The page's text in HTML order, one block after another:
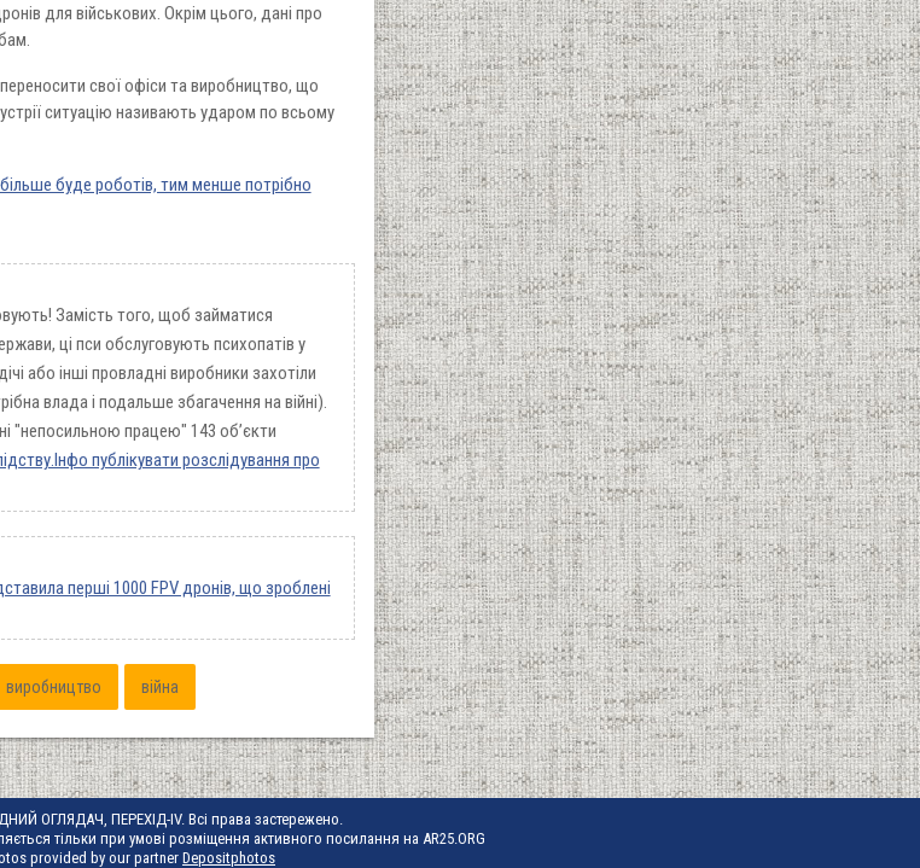
для військових. Окрім цього, дані про
свої офіси та виробництво, що
ситуацію називають ударом по всьому
буде роботів, тим менше потрібно
Замість того, щоб займатися
ці пси обслуговують психопатів у
або інші провладні виробники захотіли
влада і подальше збагачення на війні).
"непосильною працею" 143 обʼєкти
публікувати розслідування про
перші 1000 FPV дронів, що зроблені
виробництво війна
ОГЛЯДАЧ, ПЕРЕХІД-IV. Всі права застережено.
тільки при умові розміщення активного посилання на AR25.ORG
provided by our partnerDepositphotos